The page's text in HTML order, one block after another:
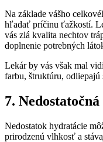
Na základe vášho
hľadať príčinu ťažkostí.
vás zlá kvalita nechtov
doplnenie potrebných
Lekár by vás však mal
farbu, štruktúru,
7.
Nedostatok hydratácie
prirodzenú vlhkosť a